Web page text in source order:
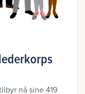
nå sine 419